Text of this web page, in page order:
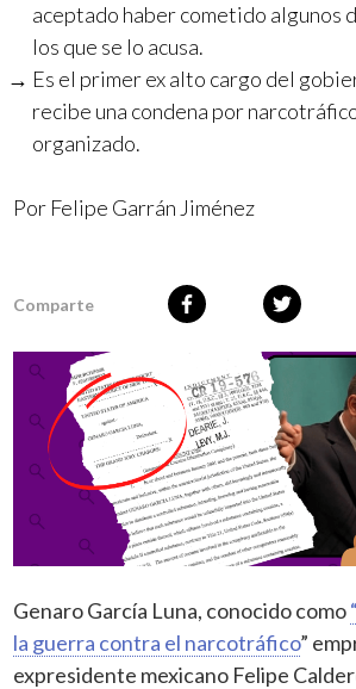
aceptado haber cometido algunos
los que se lo acusa.
Es el primer ex alto cargo del
recibe una condena por
organizado.
Por Felipe Garrán Jiménez
Comparte
Genaro García Luna, conocido como
la guerra contra el narcotráfico”
expresidente mexicano Felipe